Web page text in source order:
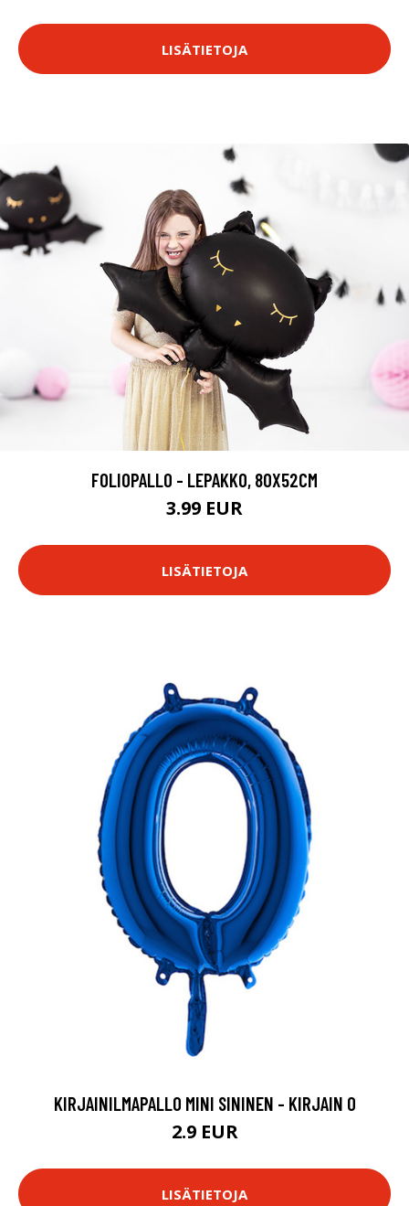
LISÄTIETOJA
FOLIOPALLO - LEPAKKO, 80X52CM
3.99 EUR
LISÄTIETOJA
KIRJAINILMAPALLO MINI SININEN - KIRJAIN O
2.9 EUR
LISÄTIETOJA